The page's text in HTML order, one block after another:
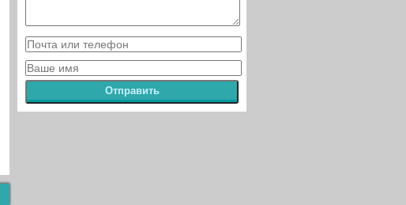
Отправить